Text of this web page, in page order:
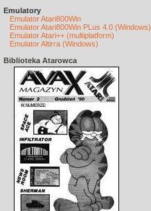
Emulatory
Emulator Atari800Win
Emulator Atari800Win PLus 4.0 (Windows)
Emulator Atari++ (multiplatform)
Emulator Altirra (Windows)
Biblioteka Atarowca